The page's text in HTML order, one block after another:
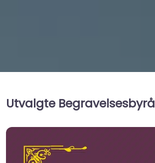
Utvalgte Begravelsesbyrå